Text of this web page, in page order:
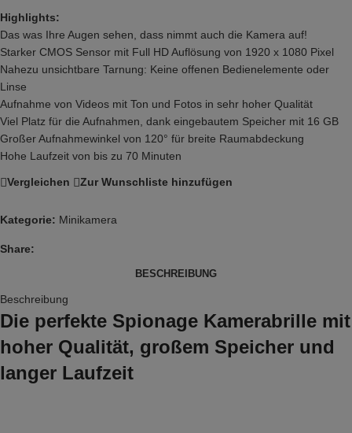
Highlights:
Das was Ihre Augen sehen, dass nimmt auch die Kamera auf!
Starker CMOS Sensor mit Full HD Auflösung von 1920 x 1080 Pixel
Nahezu unsichtbare Tarnung: Keine offenen Bedienelemente oder
Linse
Aufnahme von Videos mit Ton und Fotos in sehr hoher Qualität
Viel Platz für die Aufnahmen, dank eingebautem Speicher mit 16 GB
Großer Aufnahmewinkel von 120° für breite Raumabdeckung
Hohe Laufzeit von bis zu 70 Minuten
Vergleichen Zur Wunschliste hinzufügen
Kategorie: Minikamera
Share:
BESCHREIBUNG
Beschreibung
Die perfekte Spionage Kamerabrille mit
hoher Qualität, großem Speicher und
langer Laufzeit